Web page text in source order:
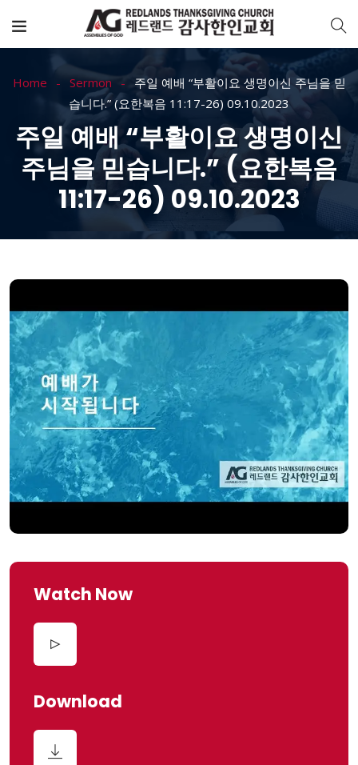
Home Sermon
주일 예배 “부활이요 생명이신 주님을 믿
습니다.” (요한복음 11:17-26) 09.10.2023
주일 예배 “부활이요 생명이신
주님을 믿습니다.” (요한복음
11:17-26) 09.10.2023
Watch Now
Download